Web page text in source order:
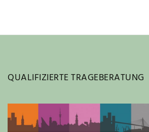
QUALIFIZIERTE TRAGEBERATUNG